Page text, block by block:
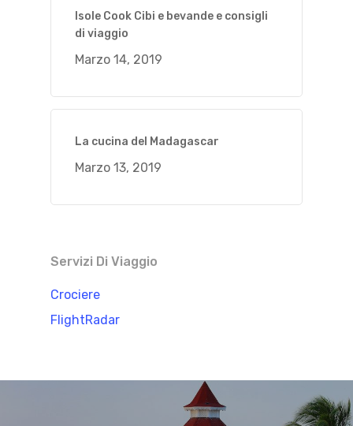
Isole Cook Cibi e bevande e consigli
di viaggio
Marzo 14, 2019
La cucina del Madagascar
Marzo 13, 2019
Servizi Di Viaggio
Crociere
FlightRadar